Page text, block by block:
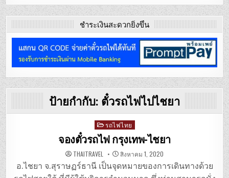
ชำระเงินสะดวกยิ่งขึ้น
ป้ายกำกับ: ตั๋วรถไฟไปไชยา
Posted
in
รถไฟไทย
จองตั๋วรถไฟ กรุงเทพ-ไชยา
THAITRAVEL สิงหาคม 1, 2020
อ.ไชยา จ.สุราษฏร์ธานี เป็นจุดหมายของการเดินทางด้วย